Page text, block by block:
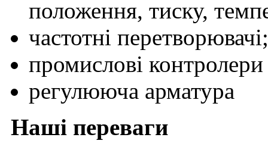
положення, тиску,
частотні перетворювачі;
промислові контролери
регулююча арматура
Наші переваги